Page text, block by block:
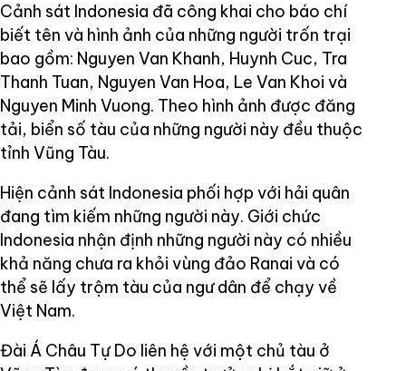
Cảnh sát Indonesia đã công khai cho báo chí
biết tên và hình ảnh của những người trốn trại
bao gồm: Nguyen Van Khanh, Huynh Cuc, Tra
Thanh Tuan, Nguyen Van Hoa, Le Van Khoi và
Nguyen Minh Vuong. Theo hình ảnh được đăng
tải, biển số tàu của những người này đều thuộc
tỉnh Vũng Tàu.
Hiện cảnh sát Indonesia phối hợp với hải quân
đang tìm kiếm những người này. Giới chức
Indonesia nhận định những người này có nhiều
khả năng chưa ra khỏi vùng đảo Ranai và có
thể sẽ lấy trộm tàu của ngư dân để chạy về
Việt Nam.
Đài Á Châu Tự Do liên hệ với một chủ tàu ở